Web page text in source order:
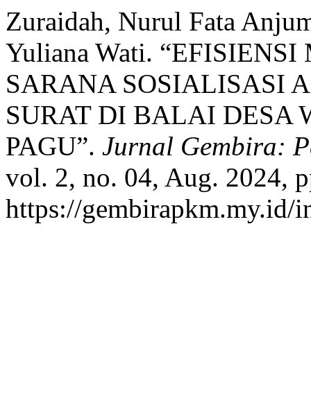
Zuraidah, Nurul Fata
Yuliana Wati.
SARANA SOSIALISASI
SURAT DI BALAI DESA
PAGU”. Jurnal Gembira:
vol. 2, no. 04, Aug. 2024,
https://gembirapkm.my.id/